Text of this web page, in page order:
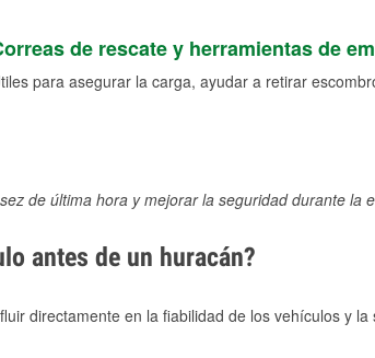
de rescate y herramientas de
para asegurar la carga, ayudar a retirar
de última hora y mejorar la seguridad durante la
antes de un huracán?
directamente en la fiabilidad de los vehículos y